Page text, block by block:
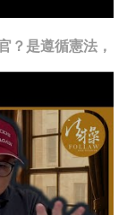
？是遵循憲法，